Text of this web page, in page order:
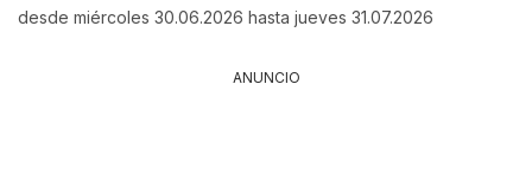
desde miércoles 30.06.2026 hasta jueves 31.07.2026
ANUNCIO